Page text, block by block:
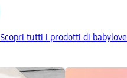
Scopri tutti i prodotti di babylove